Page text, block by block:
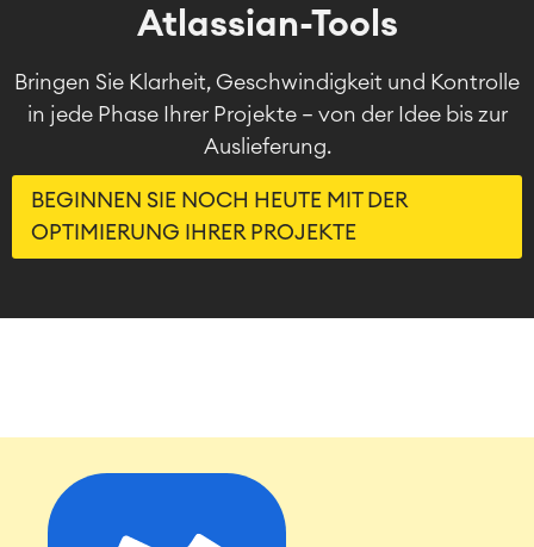
Atlassian-Tools
Bringen Sie Klarheit, Geschwindigkeit und Kontrolle
in jede Phase Ihrer Projekte – von der Idee bis zur
Auslieferung.
BEGINNEN SIE NOCH HEUTE MIT DER
OPTIMIERUNG IHRER PROJEKTE